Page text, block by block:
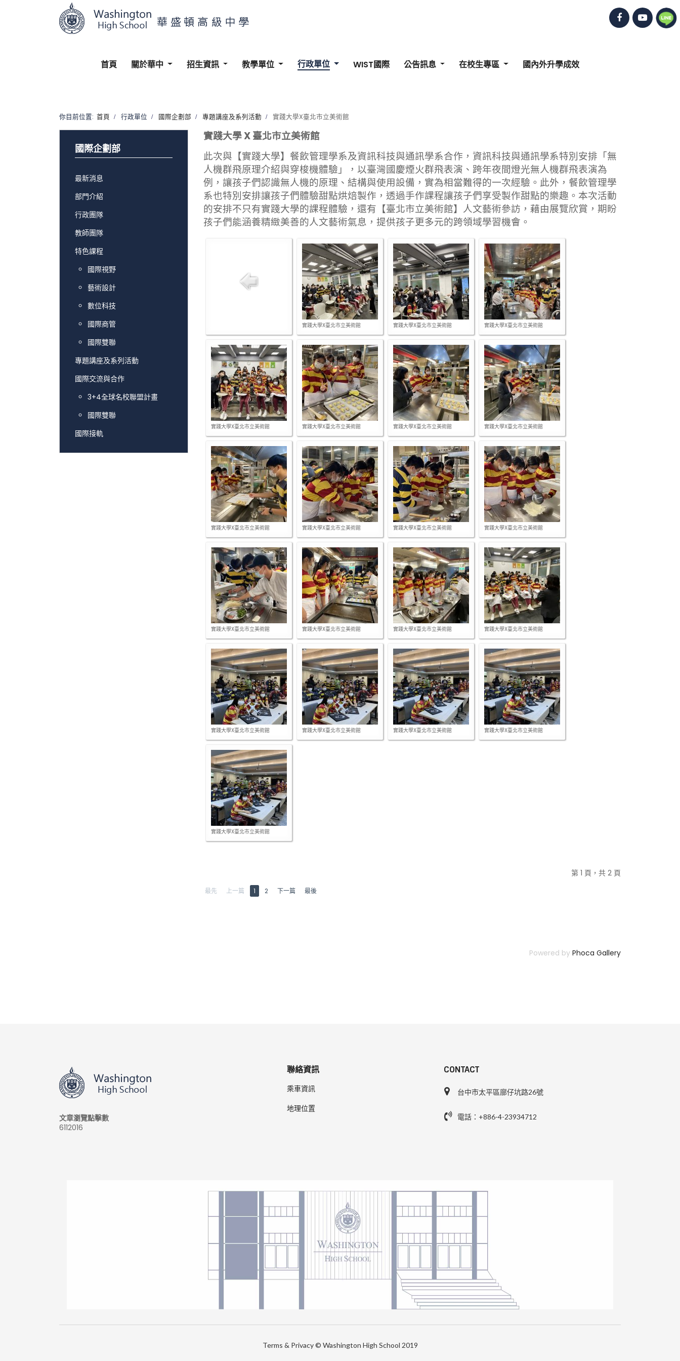
首頁 關於華中 招生資訊 教學單位 行政單位 WIST國際 公告訊息 在校生專區 國內外升學成效
你目前位置: 首頁 行政單位 國際企劃部 專題講座及系列活動 實踐大學X臺北市立美術館
實踐大學 X 臺北市立美術館
此次與【實踐大學】餐飲管理學系及資訊科技與通訊學系合作，資訊科技與通訊學系特別安排「無
人機群飛原理介紹與穿梭機體驗」，以臺灣國慶煙火群飛表演、跨年夜間燈光無人機群飛表演為
例，讓孩子們認識無人機的原理、結構與使用設備，實為相當難得的一次經驗。此外，餐飲管理學
系也特別安排讓孩子們體驗甜點烘焙製作，透過手作課程讓孩子們享受製作甜點的樂趣。本次活動
的安排不只有實踐大學的課程體驗，還有【臺北市立美術館】人文藝術參訪，藉由展覽欣賞，期盼
孩子們能涵養精緻美善的人文藝術氣息，提供孩子更多元的跨領域學習機會。
實踐大學X臺北市立美術館 實踐大學X臺北市立美術館 實踐大學X臺北市立美術館
實踐大學X臺北市立美術館 實踐大學X臺北市立美術館 實踐大學X臺北市立美術館 實踐大學X臺北市立美術館
實踐大學X臺北市立美術館 實踐大學X臺北市立美術館 實踐大學X臺北市立美術館 實踐大學X臺北市立美術館
實踐大學X臺北市立美術館 實踐大學X臺北市立美術館 實踐大學X臺北市立美術館 實踐大學X臺北市立美術館
實踐大學X臺北市立美術館 實踐大學X臺北市立美術館 實踐大學X臺北市立美術館 實踐大學X臺北市立美術館
實踐大學X臺北市立美術館
第 1 頁，共 2 頁
最先 上一篇 1 2 下一篇 最後
Powered by Phoca Gallery
國際企劃部
最新消息
部門介紹
行政團隊
教師團隊
特色課程
國際視野
藝術設計
數位科技
國際商管
國際雙聯
專題講座及系列活動
國際交流與合作
3+4全球名校聯盟計畫
國際雙聯
國際接軌
文章瀏覽點擊數
6112016
聯絡資訊
乘車資訊
地理位置
CONTACT
台中市太平區廍仔坑路26號
電話：+886-4-23934712
Terms & Privacy © Washington High School 2019